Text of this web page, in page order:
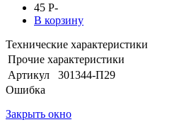
45 P-
В корзину
Технические характеристики
Прочие характеристики
Артикул
301344-П29
Ошибка
Закрыть окно